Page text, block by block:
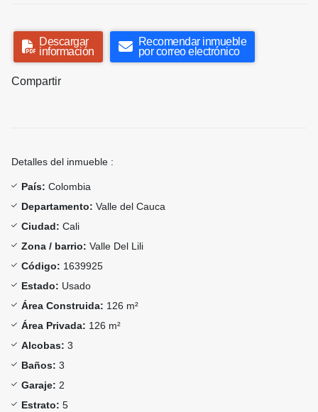
Descargar
información
Recomendar inmueble
por correo electrónico
Compartir
Detalles del inmueble :
País: Colombia
Departamento: Valle del Cauca
Ciudad: Cali
Zona / barrio: Valle Del Lili
Código: 1639925
Estado: Usado
Área Construida: 126 m²
Área Privada: 126 m²
Alcobas: 3
Baños: 3
Garaje: 2
Estrato: 5